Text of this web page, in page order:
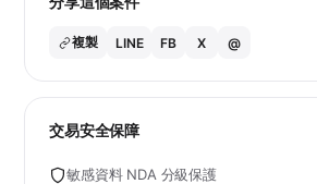
複製 LINE FB X @
交易安全保障
敏感資料 NDA 分級保護